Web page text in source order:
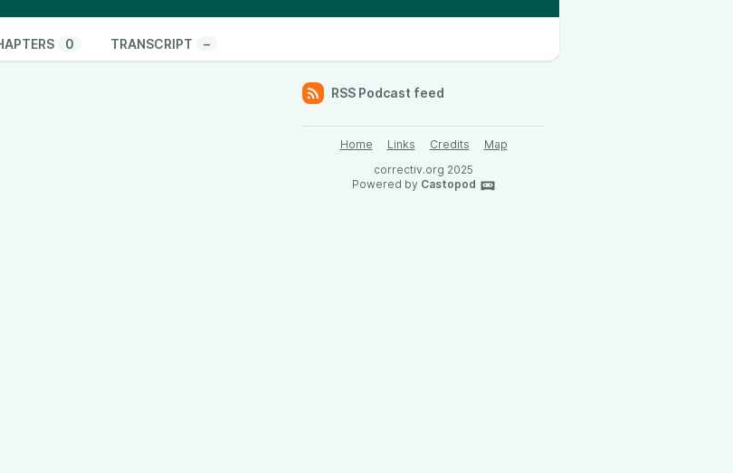
0 TRANSCRIPT –
RSS Podcast feed
Home Links Credits
Map
correctiv.org 2025
Powered by Castopod